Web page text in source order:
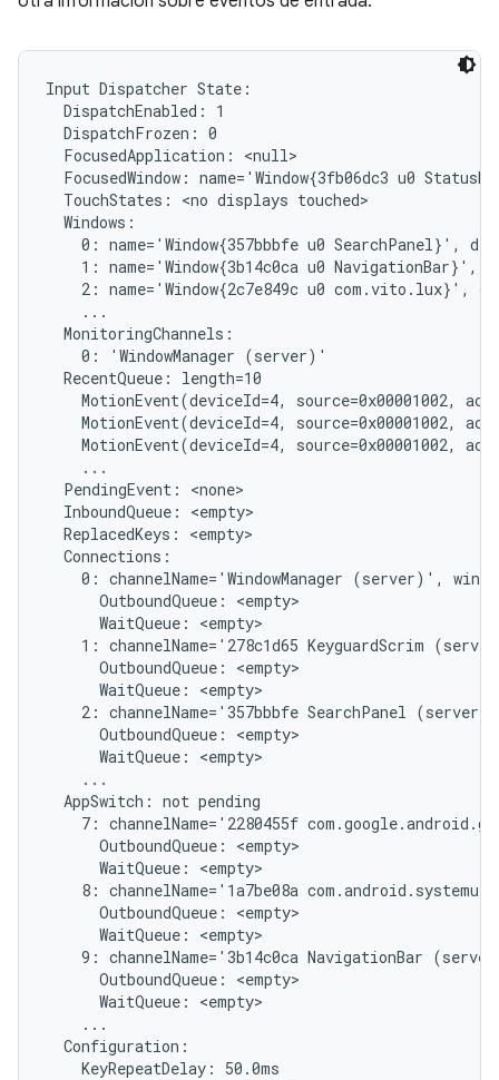
Input Dispatcher State:
  DispatchEnabled: 1
  DispatchFrozen: 0
  FocusedApplication: <null>
FocusedWindow: name='Window{3fb06dc3 u0
  TouchStates: <no displays touched>
  Windows:
0: name='Window{357bbbfe u0 SearchPanel}',
1: name='Window{3b14c0ca u0 NavigationBar}',
2: name='Window{2c7e849c u0 com.vito.lux}',
    ...
  MonitoringChannels:
    0: 'WindowManager (server)'
  RecentQueue: length=10
MotionEvent(deviceId=4, source=0x00001002,
MotionEvent(deviceId=4, source=0x00001002,
MotionEvent(deviceId=4, source=0x00001002,
    ...
  PendingEvent: <none>
  InboundQueue: <empty>
  ReplacedKeys: <empty>
  Connections:
0: channelName='WindowManager (server)',
      OutboundQueue: <empty>
      WaitQueue: <empty>
1: channelName='278c1d65 KeyguardScrim
      OutboundQueue: <empty>
      WaitQueue: <empty>
2: channelName='357bbbfe SearchPanel
      OutboundQueue: <empty>
      WaitQueue: <empty>
    ...
  AppSwitch: not pending
7: channelName='2280455f
      OutboundQueue: <empty>
      WaitQueue: <empty>
8: channelName='1a7be08a
      OutboundQueue: <empty>
      WaitQueue: <empty>
9: channelName='3b14c0ca NavigationBar
      OutboundQueue: <empty>
      WaitQueue: <empty>
    ...
  Configuration:
    KeyRepeatDelay: 50.0ms